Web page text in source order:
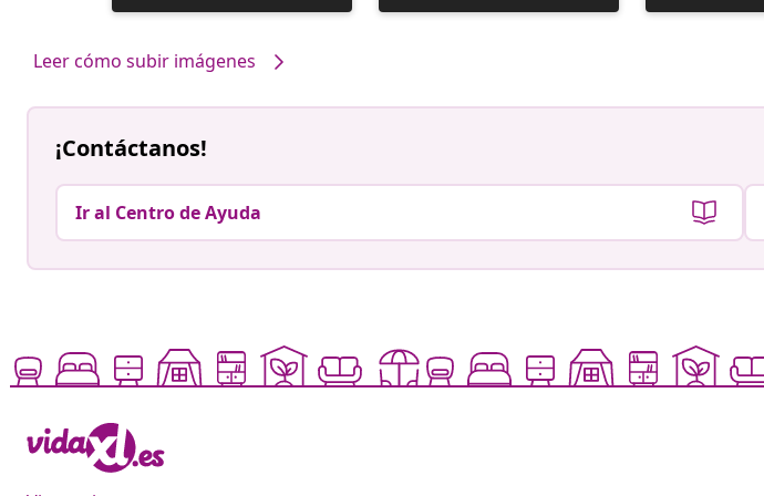
realizada
realizada
realizada
Leer cómo subir imágenes
¡Contáctanos!
Ir al Centro de Ayuda